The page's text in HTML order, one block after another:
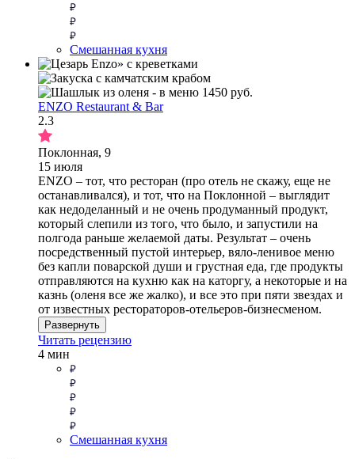
Смешанная кухня
ENZO Restaurant & Bar
2.3
Поклонная, 9
15 июля
ENZO – тот, что ресторан (про отель не скажу, еще не
останавливался), и тот, что на Поклонной – выглядит
как недоделанный и не очень продуманный продукт,
который слепили из того, что было, и запустили на
полгода раньше желаемой даты. Результат – очень
посредственный пустой интерьер, вяло-ленивое меню
без капли поварской души и грустная еда, где продукты
отправляются на кухню как на каторгу, а некоторые и на
казнь (оленя все же жалко), и все это при пяти звездах и
от известных рестораторов-отельеров-бизнесменом.
Развернуть
Читать рецензию
4 мин
Смешанная кухня